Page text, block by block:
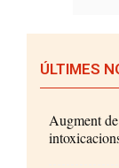
ÚLTIMES
Augment